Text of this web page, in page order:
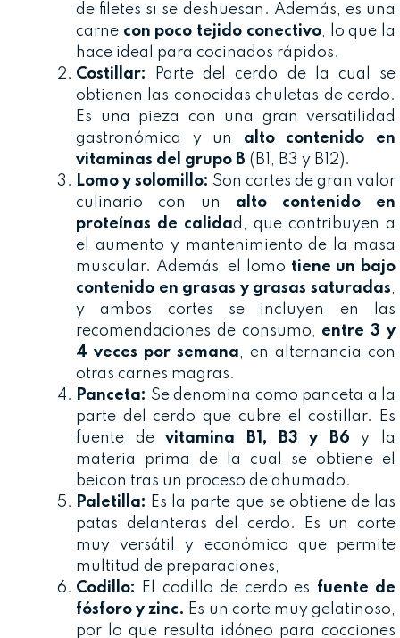
de filetes si se deshuesan. Además, es una
carne con poco tejido conectivo, lo que la
hace ideal para cocinados rápidos.
Costillar:
Parte del cerdo de la cual se
obtienen las conocidas chuletas de cerdo.
Es una pieza con una gran versatilidad
gastronómica y un
alto contenido en
vitaminas del grupo B (B1, B3 y B12).
Lomo y solomillo: Son cortes de gran valor
culinario con un
alto contenido en
proteínas de calidad, que contribuyen a
el aumento y mantenimiento de la masa
muscular. Además, el lomo tiene un bajo
contenido en grasas y grasas saturadas
y ambos cortes se incluyen en las
recomendaciones de consumo,
entre 3 y
4 veces por semana , en alternancia con
otras carnes magras.
Panceta: Se denomina como panceta a la
parte del cerdo que cubre el costillar. Es
fuente devitamina B1, B3 y B6 y la
materia prima de la cual se obtiene el
beicon tras un proceso de ahumado.
Paletilla: Es la parte que se obtiene de las
patas delanteras del cerdo. Es un corte
muy versátil y económico que permite
multitud de preparaciones,
Codillo:
El codillo de cerdo es fuente de
fósforo y zinc. Es un corte muy gelatinoso,
por lo que resulta idóneo para cocciones